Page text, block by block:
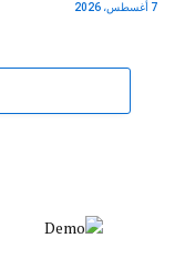
7 أغسطس، 2026